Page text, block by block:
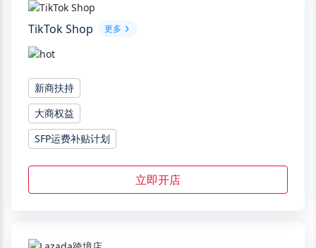
TikTok Shop 更多
新商扶持
大商权益
SFP运费补贴计划
立即开店